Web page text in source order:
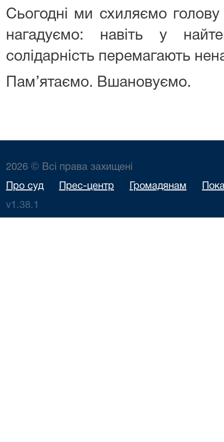
Сьогодні ми схиляємо голову
нагадуємо: навіть у
солідарність перемагають
Пам’ятаємо. Вшановуємо.
2026 © Всі права захищені
Про суд Прес-центр Громадянам
v1.38.1